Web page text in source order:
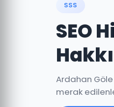
SSS
SEO
Ardahan
merak